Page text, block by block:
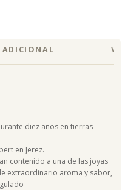
diez años en tierras
en Jerez.
contenido a una de las joyas
extraordinario aroma y sabor,